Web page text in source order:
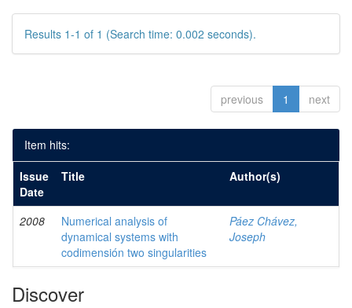
Results 1-1 of 1 (Search time: 0.002 seconds).
previous 1 next
Item hits:
Issue
Date
Title Author(s)
2008
Numerical analysis of
dynamical systems with
codimensión two singularities
Páez Chávez,
Joseph
Discover